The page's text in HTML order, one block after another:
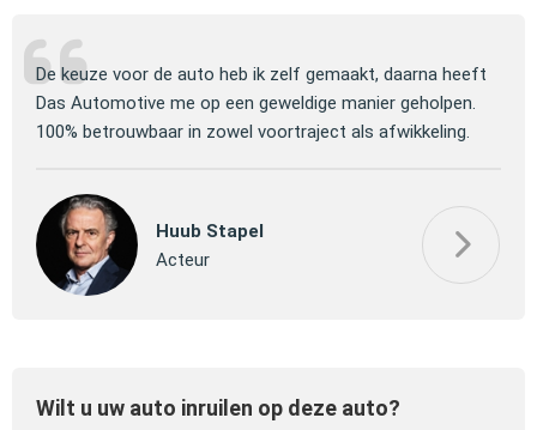
De keuze voor de auto heb ik zelf gemaakt, daarna heeft
Das Automotive me op een geweldige manier geholpen.
100% betrouwbaar in zowel voortraject als afwikkeling.
Huub Stapel
Acteur
Wilt u uw auto inruilen op deze auto?